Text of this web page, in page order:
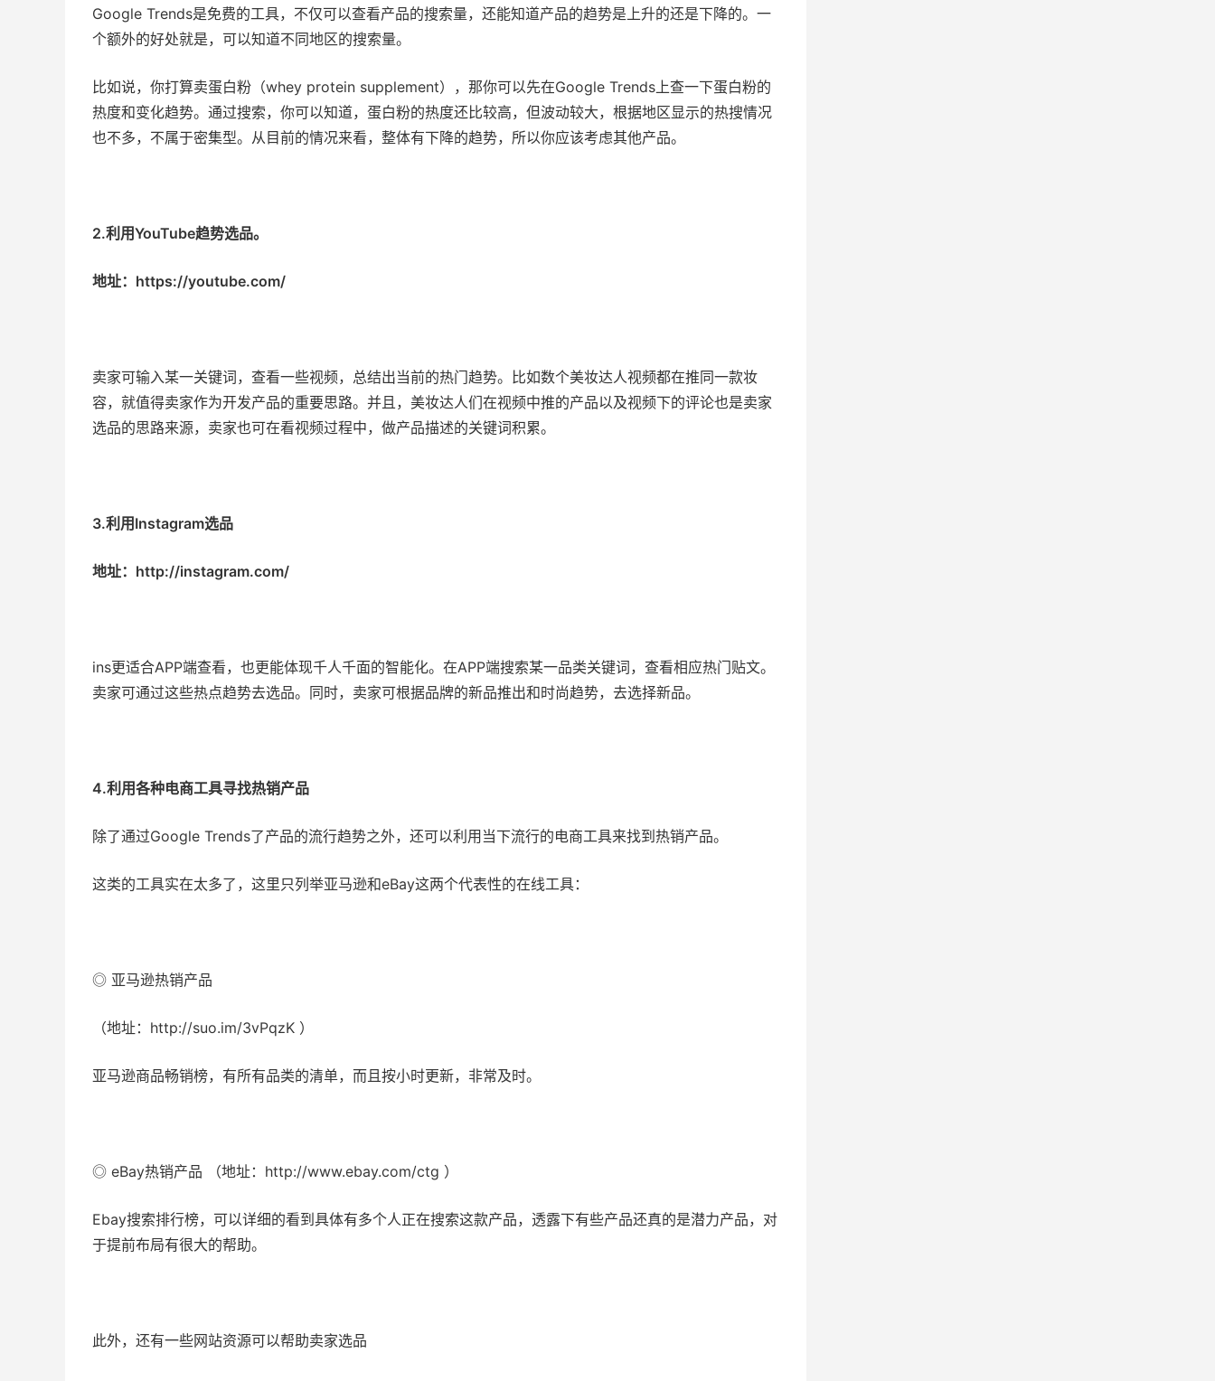
Google Trends是免费的工具，不仅可以查看产品的搜索量，还能知道产品的趋势是上升的还是下降的。一
个额外的好处就是，可以知道不同地区的搜索量。
比如说，你打算卖蛋白粉（whey protein supplement），那你可以先在Google Trends上查一下蛋白粉的
热度和变化趋势。通过搜索，你可以知道，蛋白粉的热度还比较高，但波动较大，根据地区显示的热搜情况
也不多，不属于密集型。从目前的情况来看，整体有下降的趋势，所以你应该考虑其他产品。
2.利用YouTube趋势选品。
地址：https://youtube.com/
卖家可输入某一关键词，查看一些视频，总结出当前的热门趋势。比如数个美妆达人视频都在推同一款妆
容，就值得卖家作为开发产品的重要思路。并且，美妆达人们在视频中推的产品以及视频下的评论也是卖家
选品的思路来源，卖家也可在看视频过程中，做产品描述的关键词积累。
3.利用Instagram选品
地址：http://instagram.com/
ins更适合APP端查看，也更能体现千人千面的智能化。在APP端搜索某一品类关键词，查看相应热门贴文。
卖家可通过这些热点趋势去选品。同时，卖家可根据品牌的新品推出和时尚趋势，去选择新品。
4.利用各种电商工具寻找热销产品
除了通过Google Trends了产品的流行趋势之外，还可以利用当下流行的电商工具来找到热销产品。
这类的工具实在太多了，这里只列举亚马逊和eBay这两个代表性的在线工具：
◎ 亚马逊热销产品
（地址：http://suo.im/3vPqzK ）
亚马逊商品畅销榜，有所有品类的清单，而且按小时更新，非常及时。
◎ eBay热销产品 （地址：http://www.ebay.com/ctg ）
Ebay搜索排行榜，可以详细的看到具体有多个人正在搜索这款产品，透露下有些产品还真的是潜力产品，对
于提前布局有很大的帮助。
此外，还有一些网站资源可以帮助卖家选品